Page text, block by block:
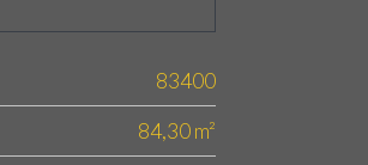
83400
84,30 m²